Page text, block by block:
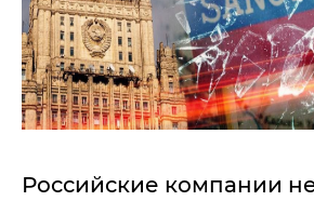
Российские компании